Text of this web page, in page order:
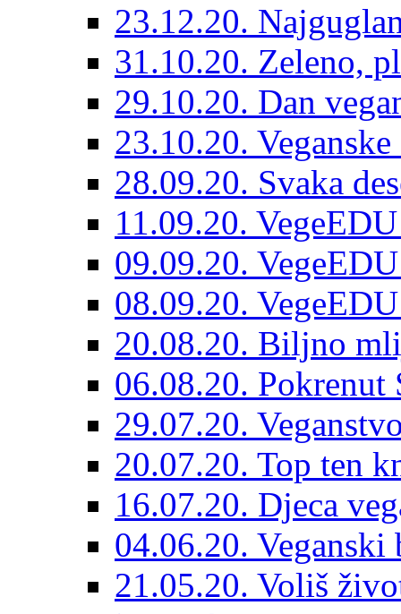
23.12.20.
31.10.20. Zeleno,
29.10.20. Dan
23.10.20.
28.09.20. Svaka
11.09.20.
09.09.20.
08.09.20.
20.08.20. Biljno
06.08.20. Pokrenut
29.07.20.
20.07.20. Top ten
16.07.20. Djeca
04.06.20. Veganski
21.05.20. Voliš